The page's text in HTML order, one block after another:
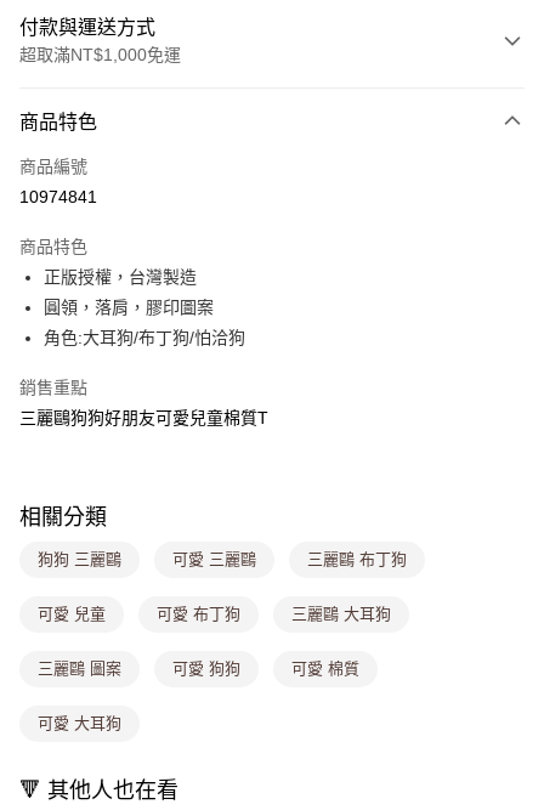
付款與運送方式
超取滿NT$1,000免運
信用卡一次付款
超商取貨付款
Apple Pay
街口支付
Google Pay
【大哥付你分期使用說明】
1.本服務由台灣大哥大提供，台灣大哥大用戶可立即使用無須另外申請。
2.付款方式選擇「大哥付你分期」，訂單成立後會自動跳轉到大哥付的交易
3.實際核准額度、可分期數及費用金額請依後續交易確認頁面所載為準。
消。如遇「轉專審核」未通過狀況，表示未達大哥付你分期系統評分，恕無
1.分期款項不併入電信帳單，「大哥付你分期」於每月結算日後寄送繳費提
帳／街口支付／iPASS MONEY」等通路繳費。
ATM付款
全家取貨付款
每筆NT$80，滿NT$1,000(含以上)免運費
每筆NT$80，滿NT$1,000(含以上)免運費
萊爾富取貨付款
商品特色
商品編號
10974841
商品特色
正版授權，台灣製造
圓領，落肩，膠印圖案
角色:大耳狗/布丁狗/怕洽狗
銷售重點
三麗鷗狗狗好朋友可愛兒童棉質T
相關分類
狗狗 三麗鷗 可愛 三麗鷗 三麗鷗 布丁狗
可愛 兒童 可愛 布丁狗 三麗鷗 大耳狗
三麗鷗 圖案 可愛 狗狗 可愛 棉質
可愛 大耳狗
🔻 其他人也在看